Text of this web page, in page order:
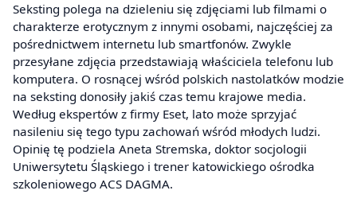
Seksting polega na dzieleniu się zdjęciami lub filmami o
charakterze erotycznym z innymi osobami, najczęściej za
pośrednictwem internetu lub smartfonów. Zwykle
przesyłane zdjęcia przedstawiają właściciela telefonu lub
komputera. O rosnącej wśród polskich nastolatków modzie
na seksting donosiły jakiś czas temu krajowe media.
Według ekspertów z firmy Eset, lato może sprzyjać
nasileniu się tego typu zachowań wśród młodych ludzi.
Opinię tę podziela Aneta Stremska, doktor socjologii
Uniwersytetu Śląskiego i trener katowickiego ośrodka
szkoleniowego ACS DAGMA.